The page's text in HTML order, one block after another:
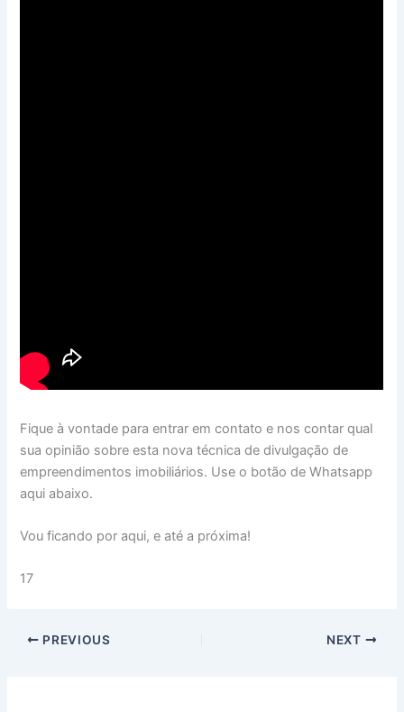
Fique à vontade para entrar em contato e nos contar qual
sua opinião sobre esta nova técnica de divulgação de
empreendimentos imobiliários. Use o botão de Whatsapp
aqui abaixo.
Vou ficando por aqui, e até a próxima!
17
PREVIOUS NEXT